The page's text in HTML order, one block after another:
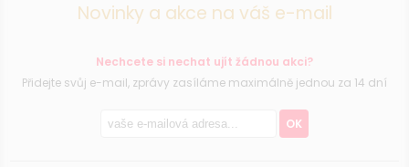
Novinky a akce na váš e-mail
Nechcete si nechat ujít žádnou akci?
Přidejte svůj e-mail, zprávy zasíláme maximálně jednou za 14 dní
OK